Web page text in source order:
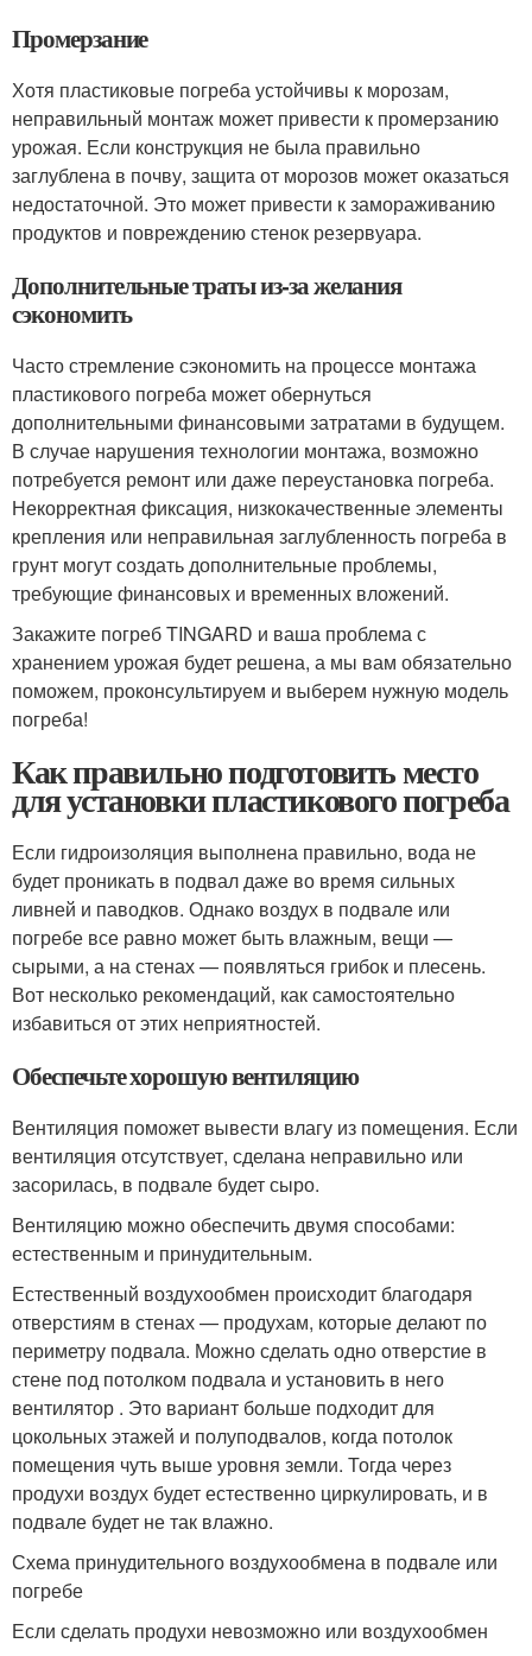
Промерзание
Хотя пластиковые погреба устойчивы к морозам,
неправильный монтаж может привести к промерзанию
урожая. Если конструкция не была правильно
заглублена в почву, защита от морозов может оказаться
недостаточной. Это может привести к замораживанию
продуктов и повреждению стенок резервуара.
Дополнительные траты из-за желания
сэкономить
Часто стремление сэкономить на процессе монтажа
пластикового погреба может обернуться
дополнительными финансовыми затратами в будущем.
В случае нарушения технологии монтажа, возможно
потребуется ремонт или даже переустановка погреба.
Некорректная фиксация, низкокачественные элементы
крепления или неправильная заглубленность погреба в
грунт могут создать дополнительные проблемы,
требующие финансовых и временных вложений.
Закажите погреб TINGARD и ваша проблема с
хранением урожая будет решена, а мы вам обязательно
поможем, проконсультируем и выберем нужную модель
погреба!
Как правильно подготовить место
для установки пластикового погреба
Если гидроизоляция выполнена правильно, вода не
будет проникать в подвал даже во время сильных
ливней и паводков. Однако воздух в подвале или
погребе все равно может быть влажным, вещи —
сырыми, а на стенах — появляться грибок и плесень.
Вот несколько рекомендаций, как самостоятельно
избавиться от этих неприятностей.
Обеспечьте хорошую вентиляцию
Вентиляция поможет вывести влагу из помещения. Если
вентиляция отсутствует, сделана неправильно или
засорилась, в подвале будет сыро.
Вентиляцию можно обеспечить двумя способами:
естественным и принудительным.
Естественный воздухообмен происходит благодаря
отверстиям в стенах — продухам, которые делают по
периметру подвала. Можно сделать одно отверстие в
стене под потолком подвала и установить в него
вентилятор . Это вариант больше подходит для
цокольных этажей и полуподвалов, когда потолок
помещения чуть выше уровня земли. Тогда через
продухи воздух будет естественно циркулировать, и в
подвале будет не так влажно.
Схема принудительного воздухообмена в подвале или
погребе
Если сделать продухи невозможно или воздухообмен